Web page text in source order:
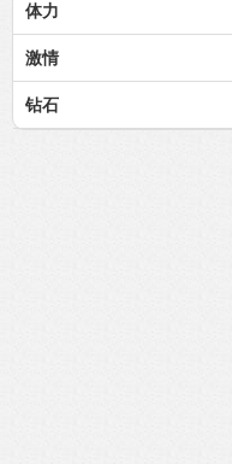
体力
激情
钻石